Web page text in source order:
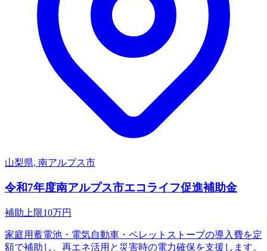
山梨県, 南アルプス市
令和7年度南アルプス市エコライフ促進補助金
補助上限10万円
家庭用蓄電池・電気自動車・ペレットストーブの導入費を定
額で補助し、再エネ活用と災害時の電力確保を支援します。